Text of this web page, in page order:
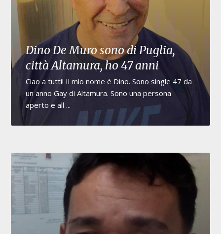
Dino De Muro sono di Puglia,
città Altamura, ho 47 anni
Ciao a tutti! Il mio nome è Dino. Sono single 47 da
un anno Gay di Altamura. Sono una persona
aperto e all ...